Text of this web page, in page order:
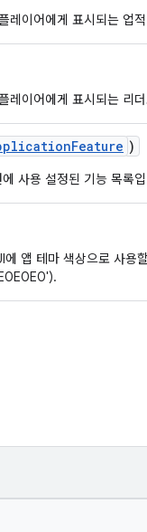
레이어에게 표시되는 업
레이어에게 표시되는 리
)
사용 설정된 기능 목록
에 앱 테마 색상으로 사용